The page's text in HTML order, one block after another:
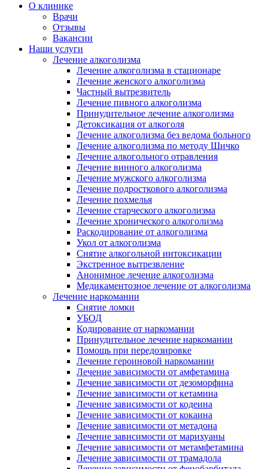
О клинике
Врачи
Отзывы
Вакансии
Наши услуги
Лечение алкоголизма
Лечение алкоголизма в стационаре
Лечение женского алкоголизма
Частный вытрезвитель
Лечение пивного алкоголизма
Принудительное лечение алкоголизма
Детоксикация от алкоголя
Лечение алкоголизма без ведома больного
Лечение алкоголизма по методу Шичко
Лечение алкогольного отравления
Лечение винного алкоголизма
Лечение мужского алкоголизма
Лечение подросткового алкоголизма
Лечение похмелья
Лечение старческого алкоголизма
Лечение хронического алкоголизма
Раскодирование от алкоголизма
Укол от алкоголизма
Снятие алкогольной интоксикации
Экстренное вытрезвление
Анонимное лечение алкоголизма
Медикаментозное лечение от алкоголизма
Лечение наркомании
Снятие ломки
УБОД
Кодирование от наркомании
Принудительное лечение наркомании
Помощь при передозировке
Лечение героиновой наркомании
Лечение зависимости от амфетамина
Лечение зависимости от дезоморфина
Лечение зависимости от кетамина
Лечение зависимости от кодеина
Лечение зависимости от кокаина
Лечение зависимости от метадона
Лечение зависимости от марихуаны
Лечение зависимости от метамфетамина
Лечение зависимости от трамадола